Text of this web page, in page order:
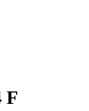
F